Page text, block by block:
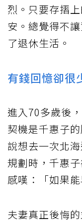
烈。只要存摺
安。總覺得不
了退休生活。
有錢回憶卻很
進入70多歲後
契機是千惠子
說想去一次北
規劃時，千惠
感嘆：「如果
夫妻真正後悔